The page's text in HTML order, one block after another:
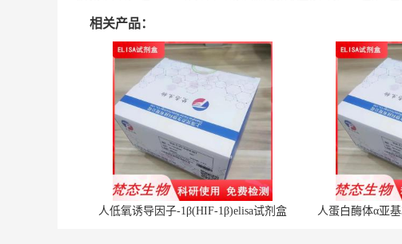
相关产品：
人低氧诱导因子-1β(HIF-1β)elisa试剂盒 人蛋白酶体α亚